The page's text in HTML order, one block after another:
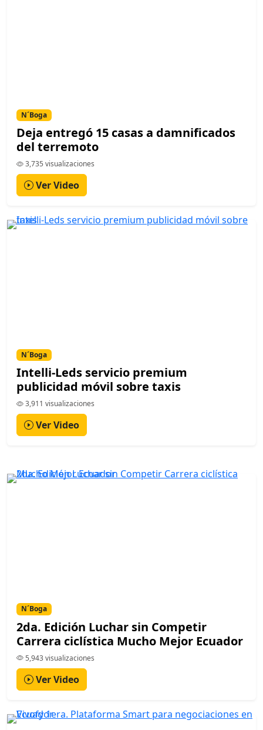
N´Boga
Deja entregó 15 casas a damnificados
del terremoto
3,735 visualizaciones
Ver Video
N´Boga
Intelli-Leds servicio premium
publicidad móvil sobre taxis
3,911 visualizaciones
Ver Video
N´Boga
2da. Edición Luchar sin Competir
Carrera ciclística Mucho Mejor Ecuador
5,943 visualizaciones
Ver Video